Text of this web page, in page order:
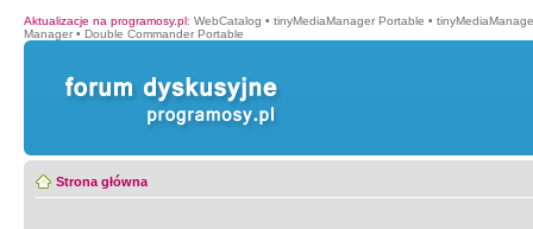
Aktualizacje na programosy.pl: WebCatalog • tinyMediaManager Portable •
Manager • Double Commander Portable
Strona główna